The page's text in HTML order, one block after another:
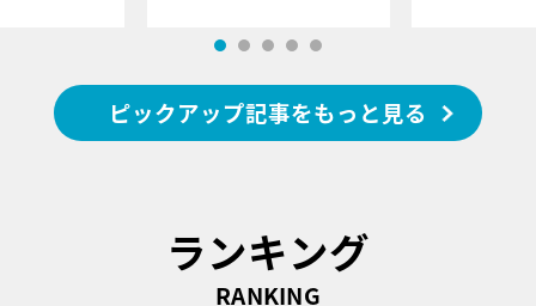
ピックアップ記事をもっと見る
ランキング
RANKING